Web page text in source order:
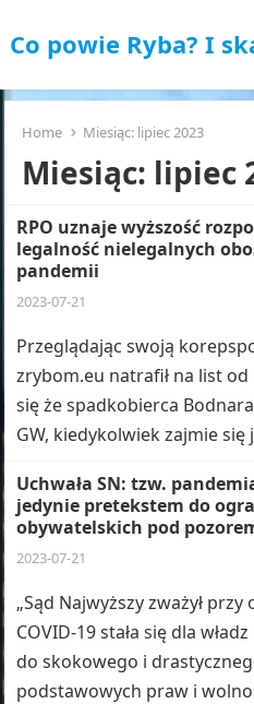
Co powie Ryba? I
Home Miesiąc: lipiec 2023
Miesiąc: lipiec
RPO uznaje wyższość
legalność nielegalnych
pandemii
2023-07-21
Przeglądając swoją
zrybom.eu natrafił na list od
się że spadkobierca
GW, kiedykolwiek zajmie
Uchwała SN: tzw.
jedynie pretekstem do
obywatelskich pod
2023-07-21
„Sąd Najwyższy zważył
COVID-19 stała się dla
do skokowego i
podstawowych praw i